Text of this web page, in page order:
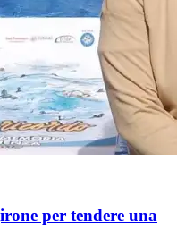
per tendere una